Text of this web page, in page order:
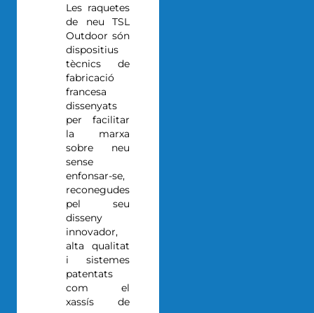
Les raquetes
de neu TSL
Outdoor són
dispositius
tècnics de
fabricació
francesa
dissenyats
per facilitar
la marxa
sobre neu
sense
enfonsar-se,
reconegudes
pel seu
disseny
innovador,
alta qualitat
i sistemes
patentats
com el
xassís de